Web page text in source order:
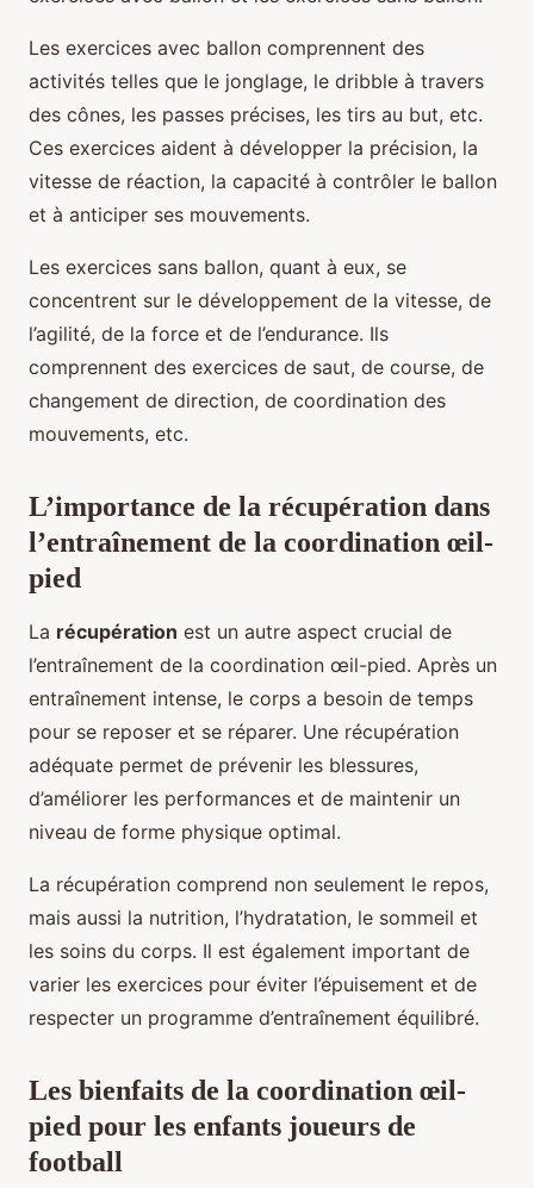
Les exercices avec ballon comprennent des
activités telles que le jonglage, le dribble à travers
des cônes, les passes précises, les tirs au but, etc.
Ces exercices aident à développer la précision, la
vitesse de réaction, la capacité à contrôler le ballon
et à anticiper ses mouvements.
Les exercices sans ballon, quant à eux, se
concentrent sur le développement de la vitesse, de
l’agilité, de la force et de l’endurance. Ils
comprennent des exercices de saut, de course, de
changement de direction, de coordination des
mouvements, etc.
L’importance de la récupération dans
l’entraînement de la coordination œil-
pied
La récupération est un autre aspect crucial de
l’entraînement de la coordination œil-pied. Après un
entraînement intense, le corps a besoin de temps
pour se reposer et se réparer. Une récupération
adéquate permet de prévenir les blessures,
d’améliorer les performances et de maintenir un
niveau de forme physique optimal.
La récupération comprend non seulement le repos,
mais aussi la nutrition, l’hydratation, le sommeil et
les soins du corps. Il est également important de
varier les exercices pour éviter l’épuisement et de
respecter un programme d’entraînement équilibré.
Les bienfaits de la coordination œil-
pied pour les enfants joueurs de
football